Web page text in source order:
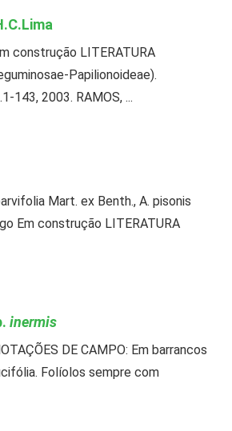
construção LITERATURA
Papilionoideae).
143, 2003. RAMOS, ...
Mart. ex Benth., A. pisonis
Em construção LITERATURA
inermis
DE CAMPO: Em barrancos
Folíolos sempre com